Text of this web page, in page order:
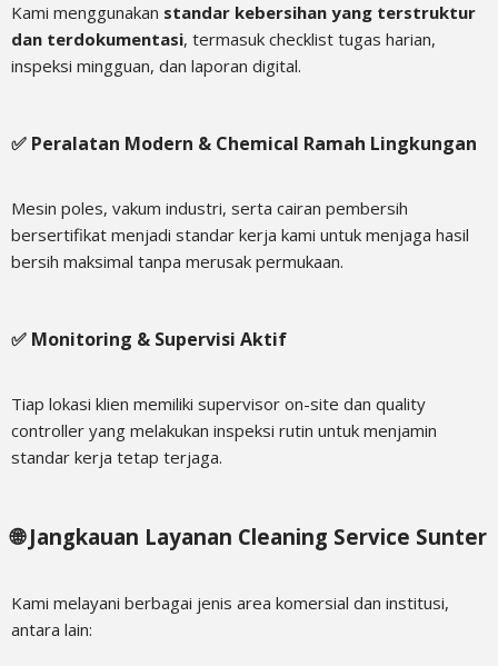
Kami menggunakan standar kebersihan yang terstruktur
dan terdokumentasi, termasuk checklist tugas harian,
inspeksi mingguan, dan laporan digital.
✅ Peralatan Modern & Chemical Ramah Lingkungan
Mesin poles, vakum industri, serta cairan pembersih
bersertifikat menjadi standar kerja kami untuk menjaga hasil
bersih maksimal tanpa merusak permukaan.
✅ Monitoring & Supervisi Aktif
Tiap lokasi klien memiliki supervisor on-site dan quality
controller yang melakukan inspeksi rutin untuk menjamin
standar kerja tetap terjaga.
🌐 Jangkauan Layanan Cleaning Service Sunter
Kami melayani berbagai jenis area komersial dan institusi,
antara lain: